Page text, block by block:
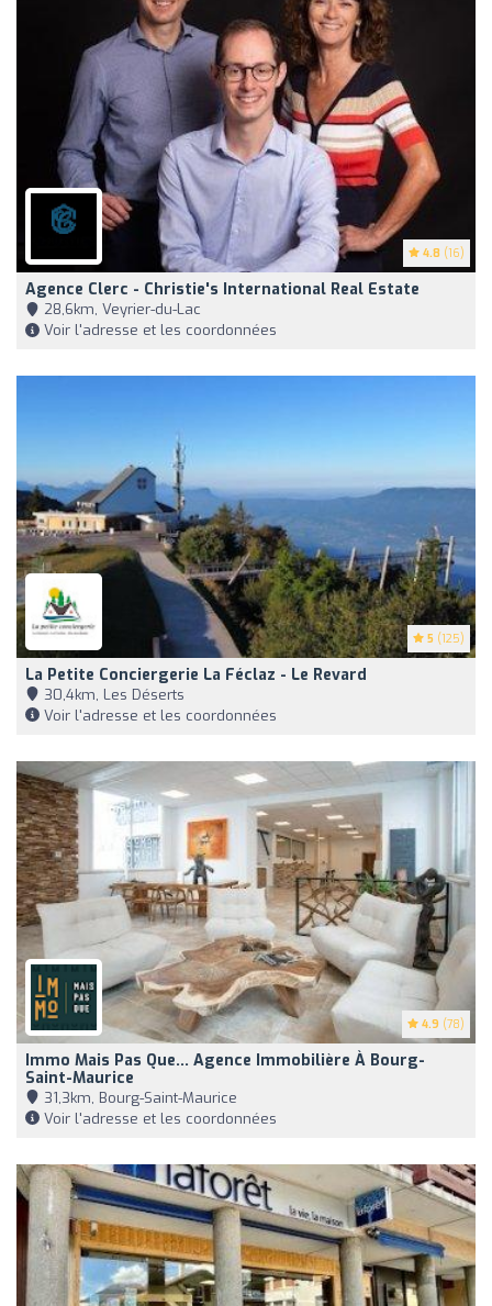
4.8 (16)
Agence Clerc - Christie's International Real Estate
28,6km, Veyrier-du-Lac
Voir l'adresse et les coordonnées
5 (125)
La Petite Conciergerie La Féclaz - Le Revard
30,4km, Les Déserts
Voir l'adresse et les coordonnées
4.9 (78)
Immo Mais Pas Que... Agence Immobilière À Bourg-
Saint-Maurice
31,3km, Bourg-Saint-Maurice
Voir l'adresse et les coordonnées